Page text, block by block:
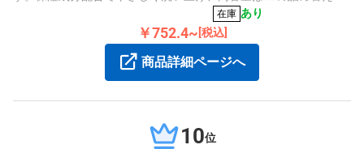
在庫 あり
￥752.4~ [税込]
商品詳細ページへ
10位